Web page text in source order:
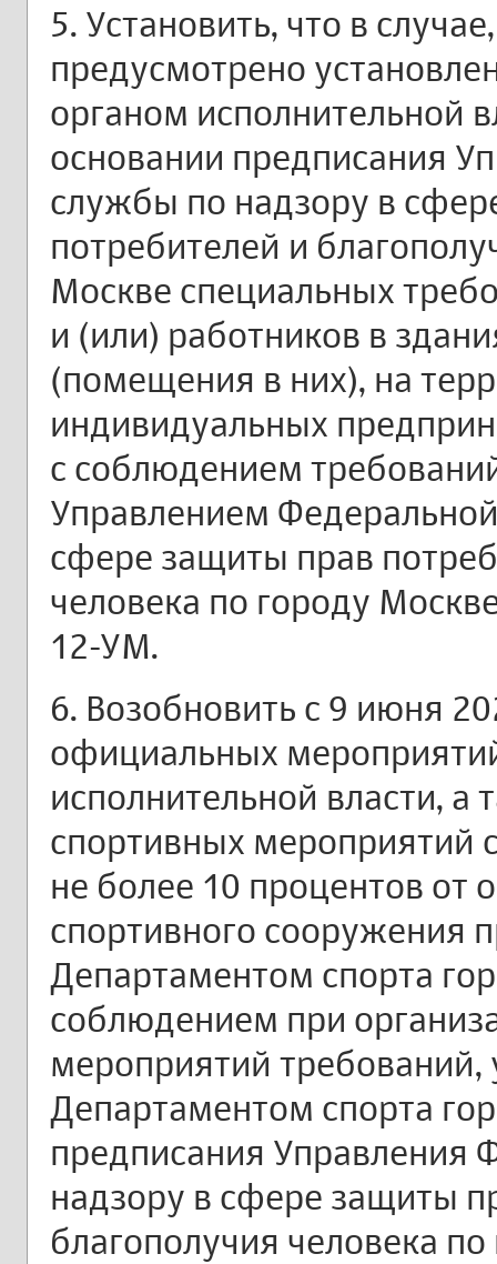
5. Установить, что в
предусмотрено
органом исполнительной
основании предписания
службы по надзору в
потребителей и
Москве специальных
и (или) работников в
(помещения в них), на
индивидуальных
с соблюдением
Управлением
сфере защиты прав
человека по городу
12-УМ.
6. Возобновить c 9 июня
официальных
исполнительной власти, а
спортивных мероприятий
не более 10 процентов от
спортивного сооружения
Департаментом спорта
соблюдением при
мероприятий требований,
Департаментом спорта
предписания Управления
надзору в сфере защиты
благополучия человека